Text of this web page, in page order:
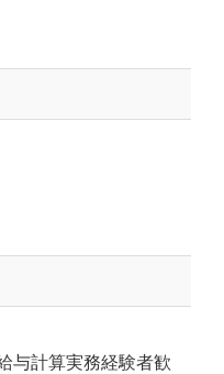
与計算実務経験者歓